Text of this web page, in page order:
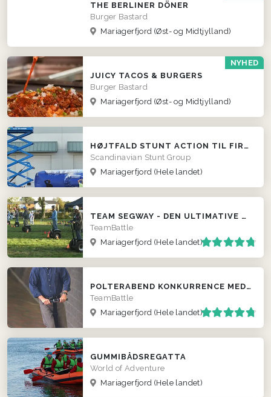
THE BERLINER DÖNER
Burger Bastard
Mariagerfjord (Øst- og Midtjylland)
NYHED
JUICY TACOS & BURGERS
Burger Bastard
Mariagerfjord (Øst- og Midtjylland)
HØJTFALD STUNT ACTION TIL FIRMAER
Scandinavian Stunt Group
Mariagerfjord (Hele landet)
TEAM SEGWAY - DEN ULTIMATIVE TEAM EVENT ...
TeamBattle
Mariagerfjord (Hele landet)
POLTERABEND KONKURRENCE MED SEGWAY
TeamBattle
Mariagerfjord (Hele landet)
GUMMIBÅDSREGATTA
World of Adventure
Mariagerfjord (Hele landet)